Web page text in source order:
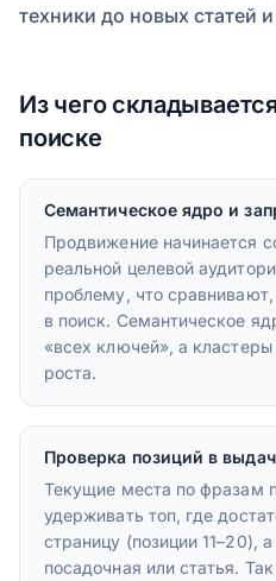
техники до новых статей
Из чего
поиске
Семантическое ядро и
Продвижение начинается
реальной целевой
проблему, что
в поиск. Семантическое
«всех ключей», а
роста.
Проверка позиций в
Текущие места по фразам
удерживать топ, где
страницу (позиции 11–20),
посадочная или статья.